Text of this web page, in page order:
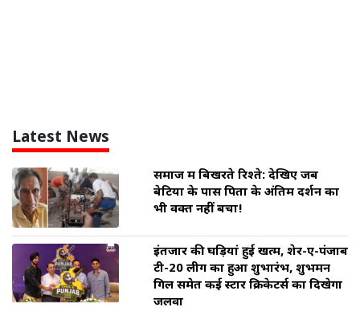
Latest News
समाज में बिखरते रिश्ते: देखिए जब
बेटियों के पास पिता के अंतिम दर्शन का
भी वक्त नहीं बचा!
इंतजार की घड़ियां हुई खत्म, शेर-ए-पंजाब
टी-20 लीग का हुआ शुभारंभ, शुभमन
गिल समेत कई स्टार क्रिकेटर्स का दिखेगा
जलवा